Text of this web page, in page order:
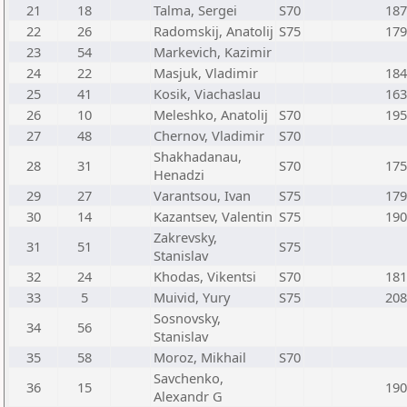
21
18 Talma, Sergei S70
22
26 Radomskij, Anatolij S75
23
54
Markevich, Kazimir
24
22 Masjuk, Vladimir
25
41 Kosik, Viachaslau
26
10 Meleshko, Anatolij S70
27
48 Chernov, Vladimir
S70
28
31
Shakhadanau,
Henadzi
S70
29
27 Varantsou, Ivan S75
30
14 Kazantsev, Valentin S75
31
51
Zakrevsky,
Stanislav
S75
32
24 Khodas, Vikentsi S70
33
5 Muivid, Yury S75
34
56
Sosnovsky,
Stanislav
35
58 Moroz, Mikhail
S70
36
15
Savchenko,
Alexandr G